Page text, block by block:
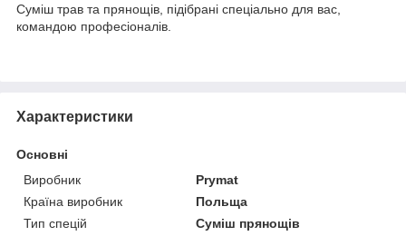
Суміш трав та прянощів, підібрані спеціально для вас,
командою професіоналів.
Характеристики
Основні
Виробник
Prymat
Країна виробник
Польща
Тип спецій
Суміш прянощів